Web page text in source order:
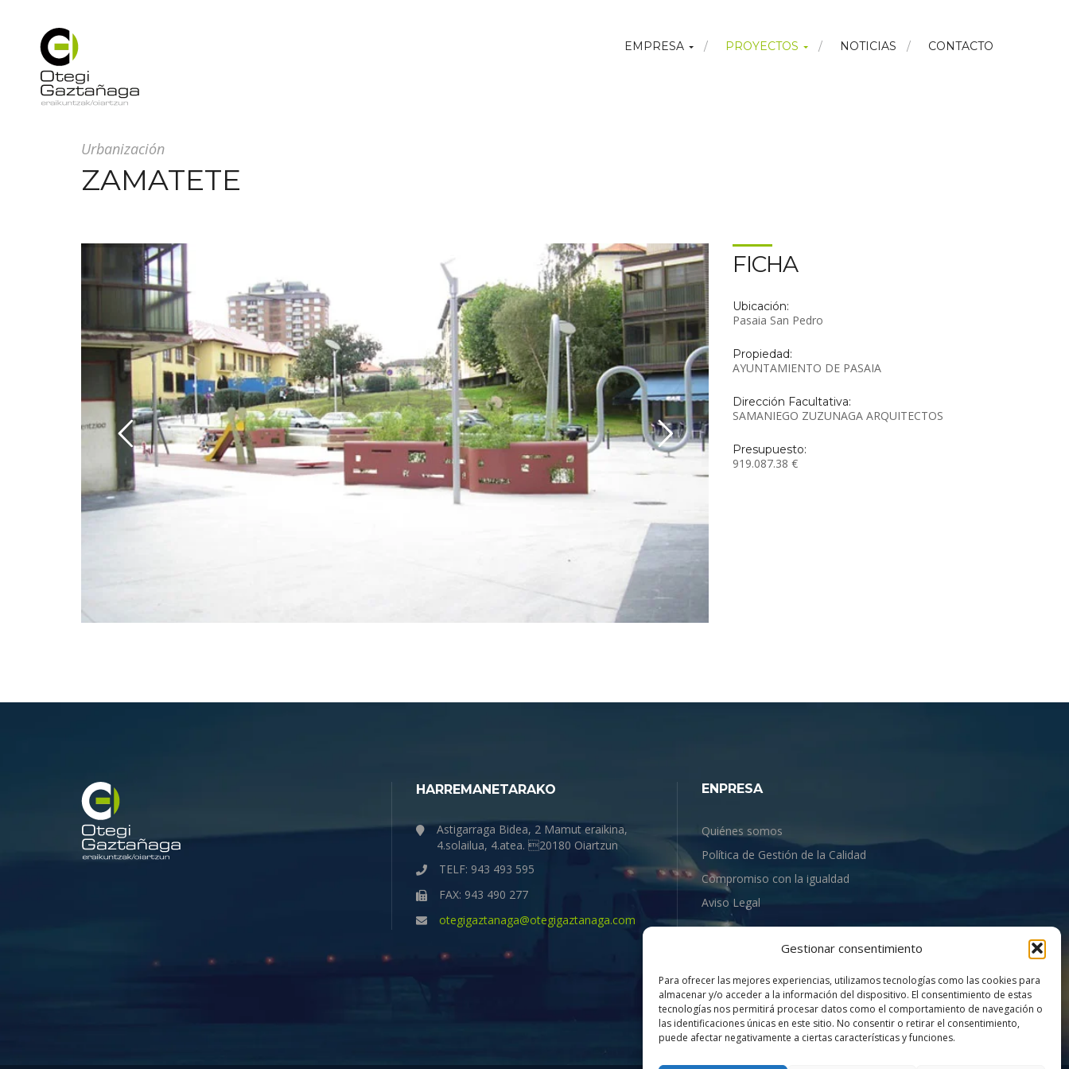
Gestionar consentimiento
Para ofrecer las mejores experiencias, utilizamos tecnologías como las cookies para
almacenar y/o acceder a la información del dispositivo. El consentimiento de estas
tecnologías nos permitirá procesar datos como el comportamiento de navegación o
las identificaciones únicas en este sitio. No consentir o retirar el consentimiento,
puede afectar negativamente a ciertas características y funciones.
EMPRESA PROYECTOS NOTICIAS CONTACTO
Urbanización
ZAMATETE
FICHA
Ubicación:
Pasaia San Pedro
Propiedad:
AYUNTAMIENTO DE PASAIA
Dirección Facultativa:
SAMANIEGO ZUZUNAGA ARQUITECTOS
Presupuesto:
919.087.38 €
HARREMANETARAKO
Astigarraga Bidea, 2 Mamut eraikina,
4.solailua, 4.atea. 20180 Oiartzun
TELF: 943 493 595
FAX: 943 490 277
otegigaztanaga@otegigaztanaga.com
ENPRESA
Quiénes somos
Política de Gestión de la Calidad
Compromiso con la igualdad
Aviso Legal